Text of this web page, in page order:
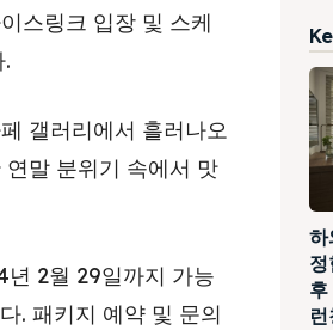
스링크 입장 및 스케
갤러리에서 흘러나오
말 분위기 속에서 맛
년 2월 29일까지 가능
. 패키지 예약 및 문의
하
후
런